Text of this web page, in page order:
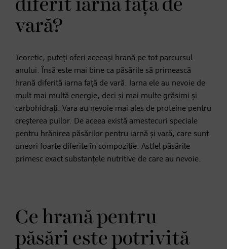
diferit iarna față de
vară?
Teoretic, puteți oferi aceeași hrană pe tot parcursul
anului. Însă este mai bine ca păsările să primească
hrană diferită iarna față de vară. Iarna ele au nevoie de
mult mai multă energie, deci și mai multe grăsimi și
carbohidrați. Vara au nevoie mai ales de proteine pentru
creșterea puilor. De aceea există amestecuri speciale
pentru hrănirea păsărilor pentru iarnă și vară, care sunt
uneori foarte diferite în compoziție. Astfel păsările
primesc exact substanțele nutritive de care au nevoie.
Ce hrană pentru
păsări este potrivită